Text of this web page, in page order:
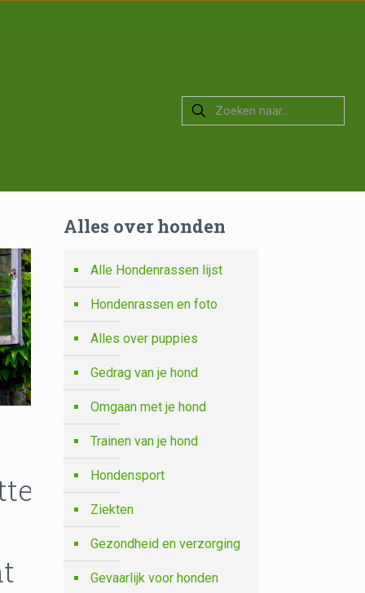
Alles over honden
Alle Hondenrassen lijst
Hondenrassen en foto
Alles over puppies
Gedrag van je hond
Omgaan met je hond
Trainen van je hond
Hondensport
Ziekten
Gezondheid en verzorging
Gevaarlijk voor honden